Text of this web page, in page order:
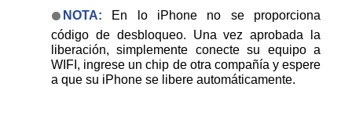
NOTA: En lo iPhone no se proporciona
código de desbloqueo. Una vez aprobada la
liberación, simplemente conecte su equipo a
WIFI, ingrese un chip de otra compañía y espere
a que su iPhone se libere automáticamente.